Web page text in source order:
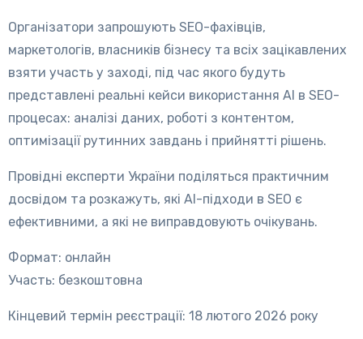
Організатори запрошують SEO-фахівців,
маркетологів, власників бізнесу та всіх зацікавлених
взяти участь у заході, під час якого будуть
представлені реальні кейси використання AI в SEO-
процесах: аналізі даних, роботі з контентом,
оптимізації рутинних завдань і прийнятті рішень.
Провідні експерти України поділяться практичним
досвідом та розкажуть, які AI-підходи в SEO є
ефективними, а які не виправдовують очікувань.
Формат: онлайн
Участь: безкоштовна
Кінцевий термін реєстрації: 18 лютого 2026 року